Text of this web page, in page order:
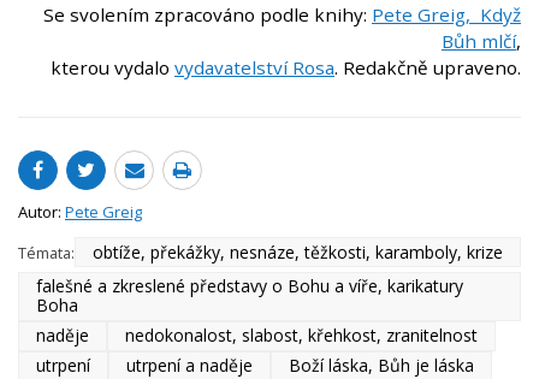
Se svolením zpracováno podle knihy: Pete Greig, Když
Bůh mlčí,
kterou vydalo vydavatelství Rosa. Redakčně upraveno.
Autor: Pete Greig
Témata:
obtíže, překážky, nesnáze, těžkosti, karamboly, krize
falešné a zkreslené představy o Bohu a víře, karikatury
Boha
naděje
nedokonalost, slabost, křehkost, zranitelnost
utrpení
utrpení a naděje
Boží láska, Bůh je láska